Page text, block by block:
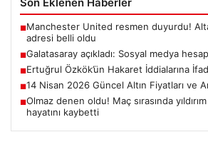
■Manchester United resmen duyurdu!
adresi belli oldu
■Galatasaray açıkladı: Sosyal medya
■Ertuğrul Özkök’ün Hakaret İddialarına
■14 Nisan 2026 Güncel Altın Fiyatları ve
■Olmaz denen oldu! Maç sırasında
hayatını kaybetti